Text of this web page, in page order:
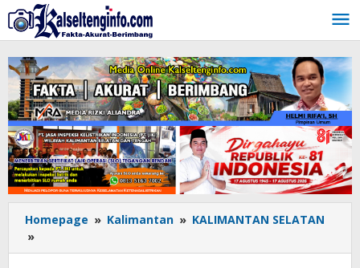
Lewati
ke
konten
Homepage » Kalimantan » KALIMANTAN SELATAN
»
Paket